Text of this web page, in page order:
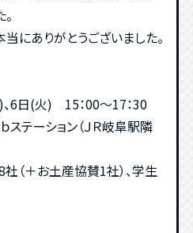
にありがとうございました。
6日(火) 15：00～17：30
ステーション（ＪＲ岐阜駅隣
（＋お土産協賛1社）、学生